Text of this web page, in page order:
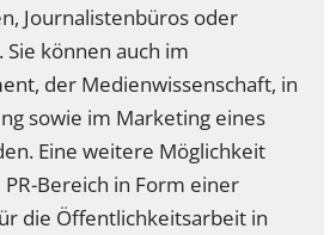
Journalistenbüros oder
können auch im
der Medienwissenschaft, in
sowie im Marketing eines
Eine weitere Möglichkeit
Bereich in Form einer
die Öffentlichkeitsarbeit in